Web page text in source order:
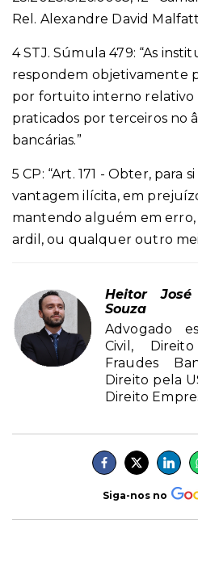
Rel. Alexandre David
4 STJ. Súmula 479: “As
respondem objetivamente
por fortuito interno relativo
praticados por terceiros no
bancárias.”
5 CP: “Art. 171 - Obter, para
vantagem ilícita, em
mantendo alguém em
ardil, ou qualquer outro
Heitor
Souza
Advogado
Civil,
Fraudes
Direito pela
Direito
Siga-nos no